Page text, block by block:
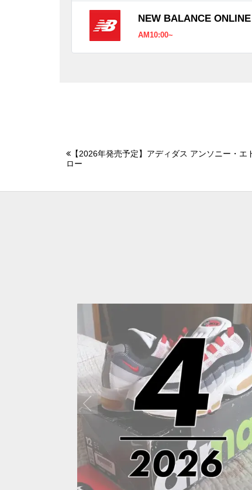
NEW BALANCE ONLINE
AM10:00~
【2026年発売予定】アディダス アンソニー・
ロー